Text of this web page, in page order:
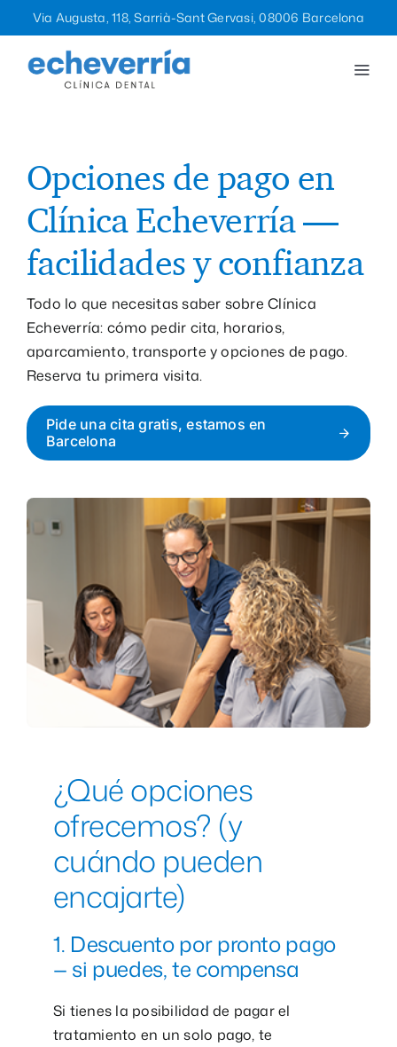
Saltar
al
contenido
Via Augusta, 118, Sarrià-Sant Gervasi, 08006 Barcelona
La clínica
Equipo
Blog
Contacto
1ª Cita Gratis
Opciones de pago en
Clínica Echeverría —
facilidades y confianza
Todo lo que necesitas saber sobre Clínica
Echeverría: cómo pedir cita, horarios,
aparcamiento, transporte y opciones de pago.
Reserva tu primera visita.
Pide una cita gratis, estamos en
Barcelona
¿Qué opciones
ofrecemos? (y
cuándo pueden
encajarte)
1. Descuento por pronto pago
— si puedes, te compensa
Si tienes la posibilidad de pagar el
tratamiento en un solo pago, te